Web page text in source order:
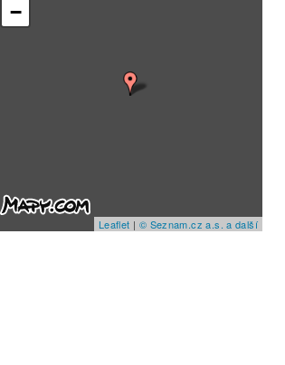
−
Leaflet | © Seznam.cz a.s. a další